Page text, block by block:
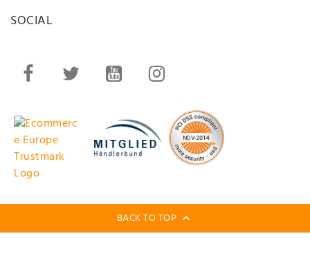
SOCIAL
BACK TO TOP